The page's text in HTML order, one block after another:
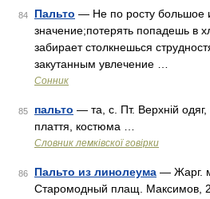
84 Пальто — Не по росту большое
значение;потерять попадешь в
забирает столкнешься
закутанным увлечение …
Сонник
85 пальто — та, с. Пт. Верхній
плаття, костюма …
Словник лемківскої говірки
86 Пальто из линолеума — Жарг.
Старомодный плащ. Максимов,